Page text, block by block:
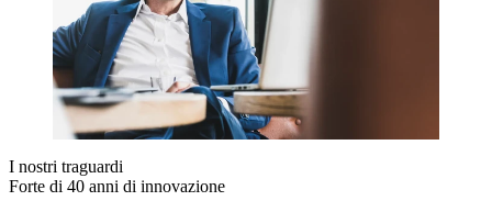
I nostri traguardi
Forte di 40 anni di innovazione